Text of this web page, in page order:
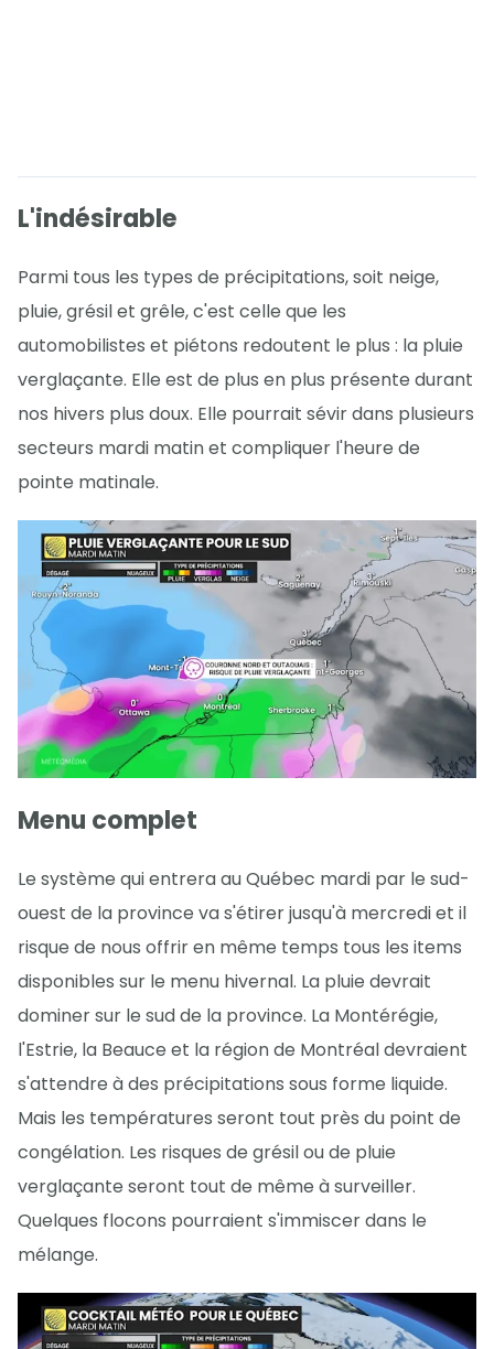
L'indésirable
Parmi tous les types de précipitations, soit neige,
pluie, grésil et grêle, c'est celle que les
automobilistes et piétons redoutent le plus : la pluie
verglaçante. Elle est de plus en plus présente durant
nos hivers plus doux. Elle pourrait sévir dans plusieurs
secteurs mardi matin et compliquer l'heure de
pointe matinale.
Menu complet
Le système qui entrera au Québec mardi par le sud-
ouest de la province va s'étirer jusqu'à mercredi et il
risque de nous offrir en même temps tous les items
disponibles sur le menu hivernal. La pluie devrait
dominer sur le sud de la province. La Montérégie,
l'Estrie, la Beauce et la région de Montréal devraient
s'attendre à des précipitations sous forme liquide.
Mais les températures seront tout près du point de
congélation. Les risques de grésil ou de pluie
verglaçante seront tout de même à surveiller.
Quelques flocons pourraient s'immiscer dans le
mélange.